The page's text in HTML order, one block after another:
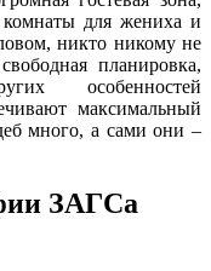
для жениха и
никто никому не
планировка,
особенностей
максимальный
много, а сами они –
ЗАГСа